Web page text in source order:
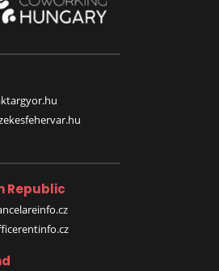
Republic